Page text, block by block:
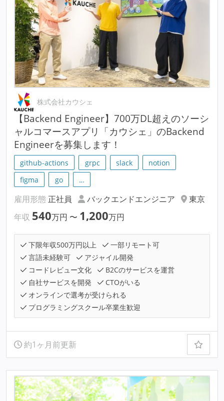
株式会社カウシェ
【Backend Engineer】700万DL超えのソーシ
ャルコマースアプリ「カウシェ」のBackend
Engineerを募集します！
github-actions grpc slack
notion
figma
go …
雇用形態 正社員 バックエンドエンジニア
東京
年収 540万円 〜 1,200万円
下限年収500万円以上
一部リモート可
言語未経験可
アジャイル開発
コードレビュー文化
B2Cのサービスを運営
自社サービスを開発
CTOがいる
オンラインで選考が受けられる
プログラミングスクール卒業生歓迎
約1ヶ月前更新